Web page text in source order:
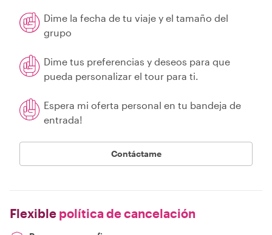
Dime la fecha de tu viaje y el tamaño del
grupo
Dime tus preferencias y deseos para que
pueda personalizar el tour para ti.
Espera mi oferta personal en tu bandeja de
entrada!
Contáctame
Flexible política de cancelación